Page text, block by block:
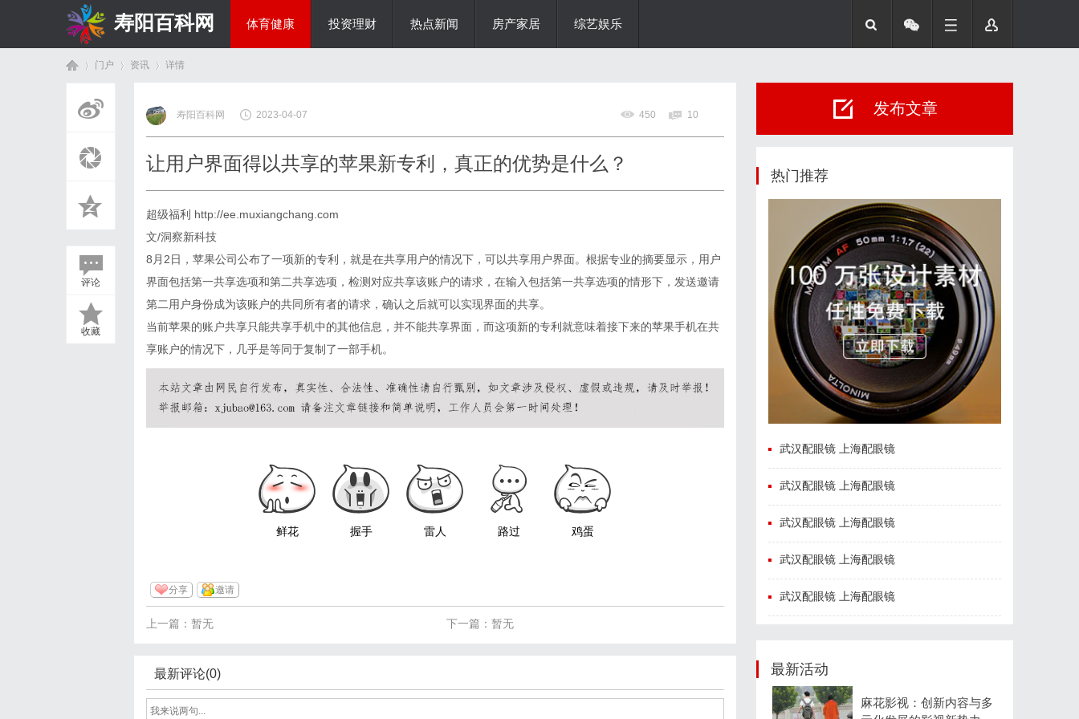
寿阳百科网 体育健康 投资理财 热点新闻 房产家居 综艺娱乐
门户 资讯
›
详情
评论
收藏
寿阳百科网 2023-04-07 450 10
让用户界面得以共享的苹果新专利，真正的优势是什么？
超级福利 http://ee.muxiangchang.com
文/洞察新科技
8月2日，苹果公司公布了一项新的专利，就是在共享用户的情况下，可以共享用户界面。根据专业的摘要显示，用户
界面包括第一共享选项和第二共享选项，检测对应共享该账户的请求，在输入包括第一共享选项的情形下，发送邀请
第二用户身份成为该账户的共同所有者的请求，确认之后就可以实现界面的共享。
当前苹果的账户共享只能共享手机中的其他信息，并不能共享界面，而这项新的专利就意味着接下来的苹果手机在共
享账户的情况下，几乎是等同于复制了一部手机。
鲜花 握手 雷人 路过 鸡蛋
分享 邀请
下一篇：暂无
上一篇：暂无
最新评论(0)
发布文章
热门推荐
武汉配眼镜 上海配眼镜
武汉配眼镜 上海配眼镜
武汉配眼镜 上海配眼镜
武汉配眼镜 上海配眼镜
武汉配眼镜 上海配眼镜
最新活动
麻花影视：创新内容与多